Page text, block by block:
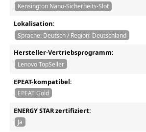
Kensington Nano-Sicherheits-Slot
Lokalisation:
Sprache: Deutsch / Region: Deutschland
Hersteller-Vertriebsprogramm:
Lenovo TopSeller
EPEAT-kompatibel:
EPEAT Gold
ENERGY STAR zertifiziert:
Ja